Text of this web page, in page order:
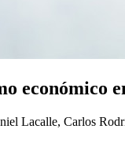
económico
Lacalle, Carlos